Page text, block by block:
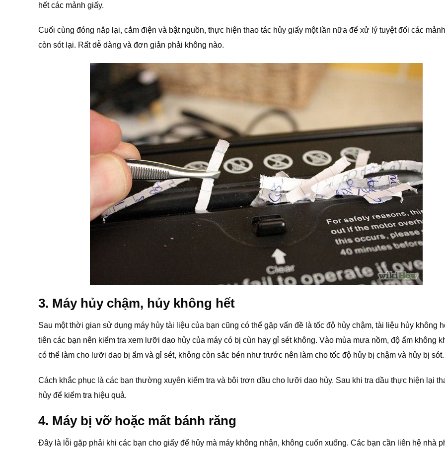
hết các mảnh giấy.
Cuối cùng đóng nắp lại, cắm điện và bật nguồn, thực hiện thao tác hủy giấy một lần nữa để xử lý tuyệt đối các
còn sót lại. Rất dễ dàng và đơn giản phải không nào.
3. Máy hủy chậm, hủy không hết
Sau một thời gian sử dụng máy hủy tài liệu của bạn cũng có thể gặp vấn đề là tốc độ hủy chậm, tài liệu hủy không
tiên các bạn nên kiểm tra xem lưỡi dao hủy của máy có bị cùn hay gỉ sét không. Vào mùa mưa nồm, độ ẩm không
có thể làm cho lưỡi dao bị ẩm và gỉ sét, không còn sắc bén như trước nên làm cho tốc độ hủy bị chậm và hủy bị sót.
Cách khắc phục là các bạn thường xuyên kiểm tra và bôi trơn dầu cho lưỡi dao hủy. Sau khi tra dầu thực hiện lại
hủy để kiểm tra hiệu quả.
4. Máy bị vỡ hoặc mất bánh răng
Đây là lỗi gặp phải khi các bạn cho giấy để hủy mà máy không nhận, không cuốn xuống. Các bạn cần liên hệ nhà